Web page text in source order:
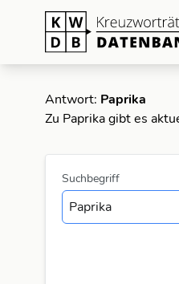
Antwort: Paprika
Zu Paprika gibt es
Suchbegriff